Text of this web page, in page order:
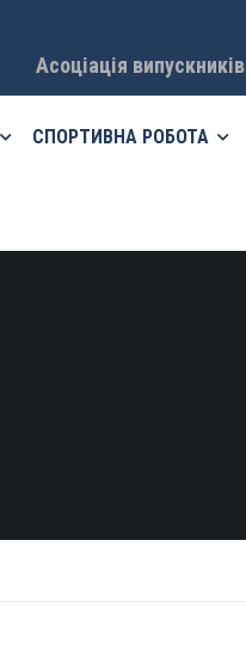
Асоціація випускників
СПОРТИВНА РОБОТА